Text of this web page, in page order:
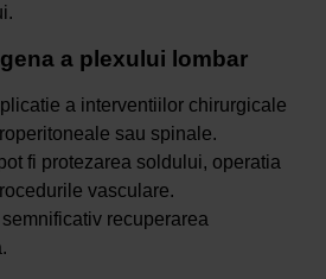
a plexului lombar
a interventiilor chirurgicale
sau spinale.
fi protezarea soldului, operatia
vasculare.
recuperarea